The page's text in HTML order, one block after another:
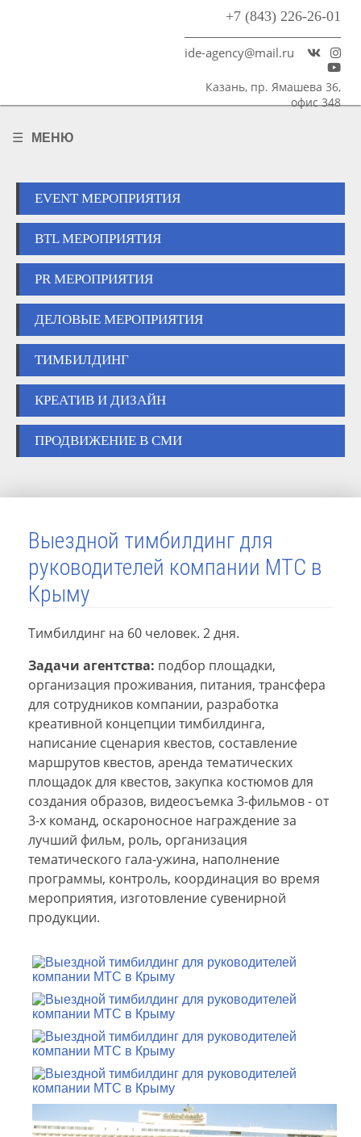
+7 (843) 226-26-01
ide-agency@mail.ru
Казань, пр. Ямашева 36,
офис 348
МЕНЮ
EVENT МЕРОПРИЯТИЯ
BTL МЕРОПРИЯТИЯ
PR МЕРОПРИЯТИЯ
ДЕЛОВЫЕ МЕРОПРИЯТИЯ
ТИМБИЛДИНГ
КРЕАТИВ И ДИЗАЙН
ПРОДВИЖЕНИЕ В СМИ
Выездной тимбилдинг для
руководителей компании МТС в
Крыму
Тимбилдинг на 60 человек. 2 дня.
Задачи агентства: подбор площадки,
организация проживания, питания, трансфера
для сотрудников компании, разработка
креативной концепции тимбилдинга,
написание сценария квестов, составление
маршрутов квестов, аренда тематических
площадок для квестов, закупка костюмов для
создания образов, видеосъемка 3-фильмов - от
3-х команд, оскароносное награждение за
лучший фильм, роль, организация
тематического гала-ужина, наполнение
программы, контроль, координация во время
мероприятия, изготовление сувенирной
продукции.